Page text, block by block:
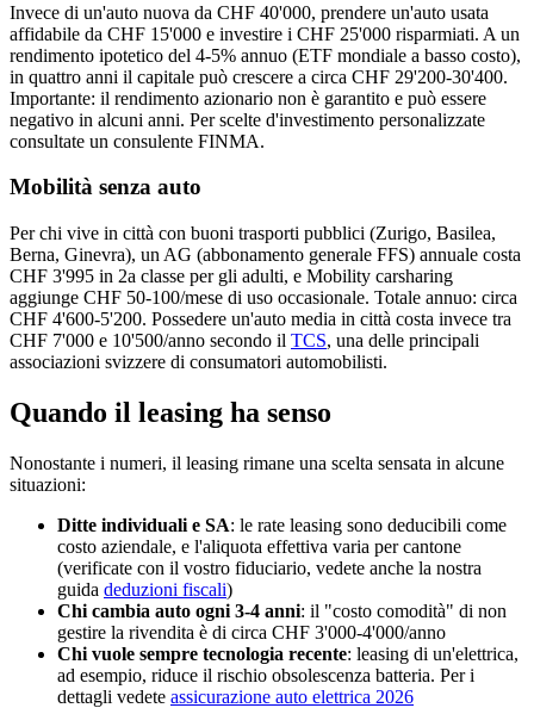
Invece di un'auto nuova da CHF 40'000, prendere un'auto usata
affidabile da CHF 15'000 e investire i CHF 25'000 risparmiati. A un
rendimento ipotetico del 4-5% annuo (ETF mondiale a basso costo),
in quattro anni il capitale può crescere a circa CHF 29'200-30'400.
Importante: il rendimento azionario non è garantito e può essere
negativo in alcuni anni. Per scelte d'investimento personalizzate
consultate un consulente FINMA.
Mobilità senza auto
Per chi vive in città con buoni trasporti pubblici (Zurigo, Basilea,
Berna, Ginevra), un AG (abbonamento generale FFS) annuale costa
CHF 3'995 in 2a classe per gli adulti, e Mobility carsharing
aggiunge CHF 50-100/mese di uso occasionale. Totale annuo: circa
CHF 4'600-5'200. Possedere un'auto media in città costa invece tra
CHF 7'000 e 10'500/anno secondo il TCS, una delle principali
associazioni svizzere di consumatori automobilisti.
Quando il leasing ha senso
Nonostante i numeri, il leasing rimane una scelta sensata in alcune
situazioni:
Ditte individuali e SA: le rate leasing sono deducibili come
costo aziendale, e l'aliquota effettiva varia per cantone
(verificate con il vostro fiduciario, vedete anche la nostra
guida deduzioni fiscali)
Chi cambia auto ogni 3-4 anni: il "costo comodità" di non
gestire la rivendita è di circa CHF 3'000-4'000/anno
Chi vuole sempre tecnologia recente: leasing di un'elettrica,
ad esempio, riduce il rischio obsolescenza batteria. Per i
dettagli vedete assicurazione auto elettrica 2026